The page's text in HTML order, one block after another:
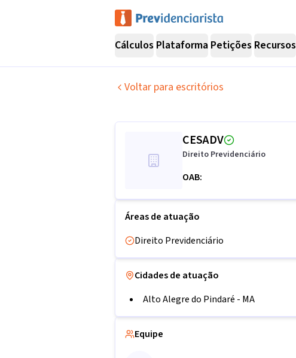
Cálculos Plataforma Petições Recursos
Voltar para escritórios
CESADV
Direito Previdenciário
OAB:
Áreas de atuação
Direito Previdenciário
Cidades de atuação
Alto Alegre do Pindaré - MA
Equipe